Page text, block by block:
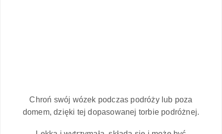
Chroń swój wózek podczas podróży lub poza
domem, dzięki tej dopasowanej torbie podróżnej.